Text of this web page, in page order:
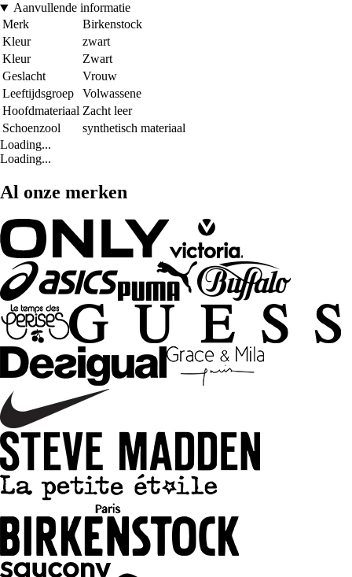
Aanvullende informatie
Merk
Birkenstock
Kleur
zwart
Kleur
Zwart
Geslacht
Vrouw
Leeftijdsgroep
Volwassene
Hoofdmateriaal Zacht leer
Schoenzool
synthetisch materiaal
Loading...
Loading...
Al onze merken